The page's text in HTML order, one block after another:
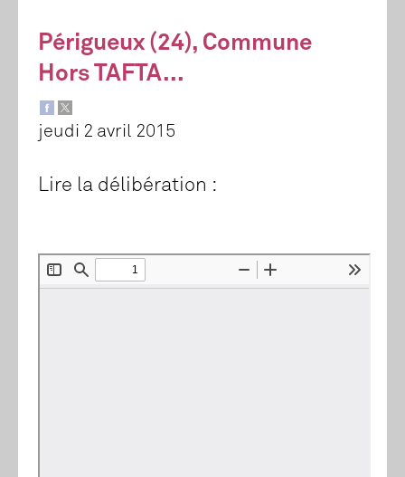
Périgueux (24), Commune
Hors TAFTA...
jeudi 2 avril 2015
Lire la délibération :